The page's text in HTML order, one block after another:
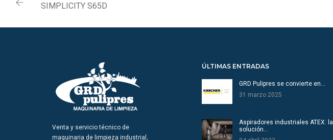
SIMPLICITY S65D
Venta y servicio técnico de
maquinaria de limpieza industrial,
ÚLTIMAS ENTRADAS
GRD Pulipres se convierte en…
31 marzo 2025
Aspiradores industriales ATEX: la
solución…